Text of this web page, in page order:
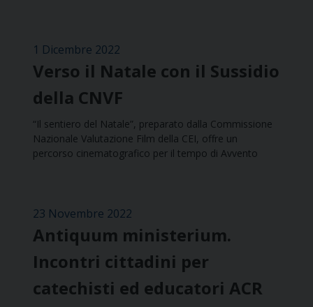
1 Dicembre 2022
Verso il Natale con il Sussidio
della CNVF
“Il sentiero del Natale”, preparato dalla Commissione
Nazionale Valutazione Film della CEI, offre un
percorso cinematografico per il tempo di Avvento
23 Novembre 2022
Antiquum ministerium.
Incontri cittadini per
catechisti ed educatori ACR